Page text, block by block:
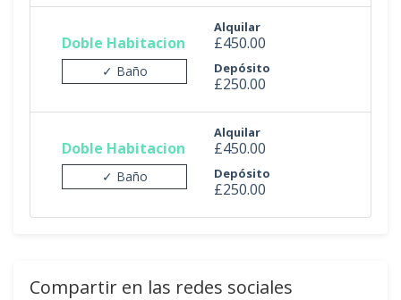
Doble Habitacion
✓ Baño
Alquilar
£450.00
Depósito
£250.00
Doble Habitacion
✓ Baño
Alquilar
£450.00
Depósito
£250.00
Compartir en las redes sociales